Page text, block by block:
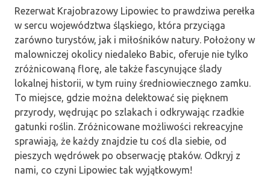
Rezerwat Krajobrazowy Lipowiec to prawdziwa perełka
w sercu województwa śląskiego, która przyciąga
zarówno turystów, jak i miłośników natury. Położony w
malowniczej okolicy niedaleko Babic, oferuje nie tylko
zróżnicowaną florę, ale także fascynujące ślady
lokalnej historii, w tym ruiny średniowiecznego zamku.
To miejsce, gdzie można delektować się pięknem
przyrody, wędrując po szlakach i odkrywając rzadkie
gatunki roślin. Zróżnicowane możliwości rekreacyjne
sprawiają, że każdy znajdzie tu coś dla siebie, od
pieszych wędrówek po obserwację ptaków. Odkryj z
nami, co czyni Lipowiec tak wyjątkowym!